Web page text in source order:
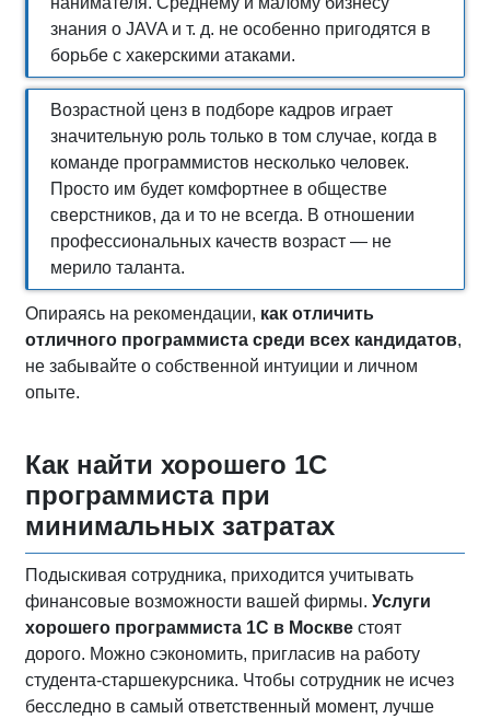
знания о JAVA и т. д. не особенно пригодятся в
борьбе с хакерскими атаками.
Возрастной ценз в подборе кадров играет
значительную роль только в том случае, когда в
команде программистов несколько человек.
Просто им будет комфортнее в обществе
сверстников, да и то не всегда. В отношении
профессиональных качеств возраст — не
мерило таланта.
Опираясь на рекомендации, как отличить
отличного программиста среди всех кандидатов,
не забывайте о собственной интуиции и личном
опыте.
Как найти хорошего 1С
программиста при
минимальных затратах
Подыскивая сотрудника, приходится учитывать
финансовые возможности вашей фирмы. Услуги
хорошего программиста 1С в Москве стоят
дорого. Можно сэкономить, пригласив на работу
студента-старшекурсника. Чтобы сотрудник не исчез
бесследно в самый ответственный момент, лучше